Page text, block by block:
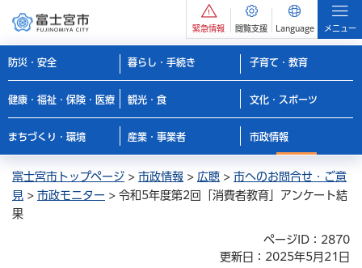
緊急情報 閲覧支援 Language メニュー
防災・安全 暮らし・手続き 子育て・教育
健康・福祉・保険・医療 観光・食 文化・スポーツ
まちづくり・環境 産業・事業者 市政情報
富士宮市トップページ > 市政情報 > 広聴 > 市へのお問合せ・ご意
見 > 市政モニター > 令和5年度第2回「消費者教育」アンケート結
果
ページID：2870
更新日：2025年5月21日